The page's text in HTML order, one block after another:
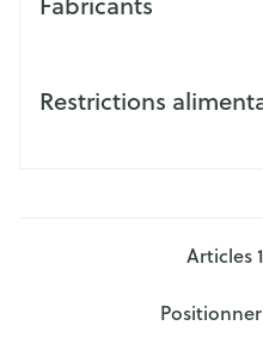
Restrictions
Articles1
Trier par: